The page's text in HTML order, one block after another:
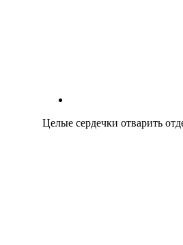
Целые сердечки отварить